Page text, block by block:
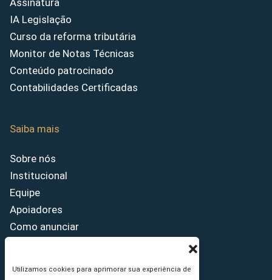
Utilizamos cookies para aprimorar sua experiência de
Assinatura
IA Legislação
Curso da reforma tributária
Monitor de Notas Técnicas
Conteúdo patrocinado
Contabilidades Certificadas
Saiba mais
Sobre nós
Institucional
Equipe
Apoiadores
Como anunciar